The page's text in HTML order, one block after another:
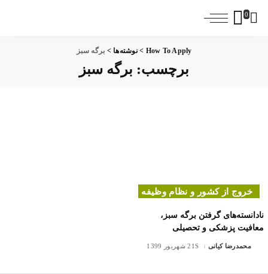
0
How To Apply
>نوشته‌ها > برگه سبز
برچسب: برگه سبز
خروج از کشور و نظام وظیفه
نادانسته‌های گرفتن برگه سبز،
معافیت پزشکی و تحصیلی
ارسالمحمدرضا کیانی 21 شهریور 1399